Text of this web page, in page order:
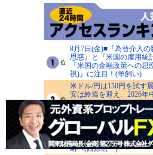
8月7日(金)■『為替介入
思惑』と『米国の雇用統
『米国の金融政策への
視)』に注目！(羊飼い)
米ドル/円は150円を試す
安は終焉を迎え、2026年
があってもサプライズで
成功するとみる(陳満咲杜)
米ドル/円の160～162円
ンに！ GW介入時安値
152円が下値めど、押し
略へ(西原宏一)